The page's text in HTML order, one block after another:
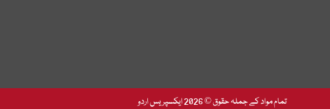
تمام مواد کے جملہ حقوق © 2026 ایکسپریس اردو